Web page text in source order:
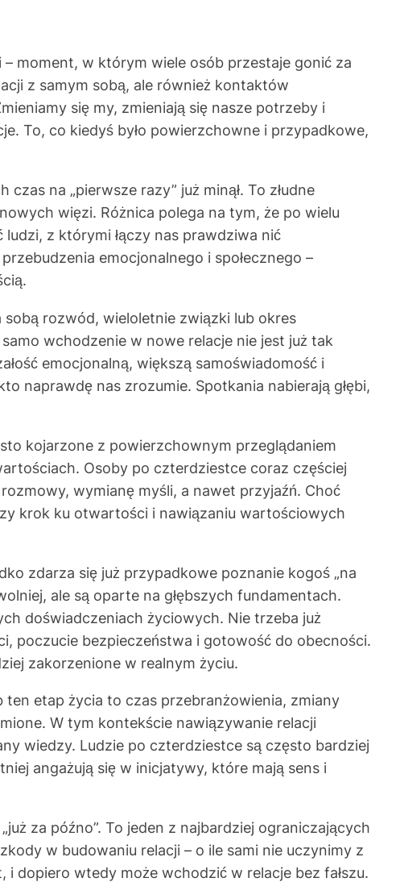
moment, w którym wiele osób przestaje gonić za
z samym sobą, ale również kontaktów
się my, zmieniają się nasze potrzeby i
To, co kiedyś było powierzchowne i przypadkowe,
na „pierwsze razy” już minął. To złudne
więzi. Różnica polega na tym, że po wielu
z którymi łączy nas prawdziwa nić
emocjonalnego i społecznego –
rozwód, wieloletnie związki lub okres
wchodzenie w nowe relacje nie jest już tak
emocjonalną, większą samoświadomość i
naprawdę nas zrozumie. Spotkania nabierają głębi,
kojarzone z powierzchownym przeglądaniem
Osoby po czterdziestce coraz częściej
wymianę myśli, a nawet przyjaźń. Choć
krok ku otwartości i nawiązaniu wartościowych
zdarza się już przypadkowe poznanie kogoś „na
ale są oparte na głębszych fundamentach.
doświadczeniach życiowych. Nie trzeba już
poczucie bezpieczeństwa i gotowość do obecności.
zakorzenione w realnym życiu.
etap życia to czas przebranżowienia, zmiany
W tym kontekście nawiązywanie relacji
wiedzy. Ludzie po czterdziestce są często bardziej
angażują się w inicjatywy, które mają sens i
za późno”. To jeden z najbardziej ograniczających
w budowaniu relacji – o ile sami nie uczynimy z
dopiero wtedy może wchodzić w relacje bez fałszu.